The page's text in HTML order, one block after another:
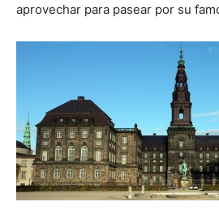
aprovechar para pasear por su